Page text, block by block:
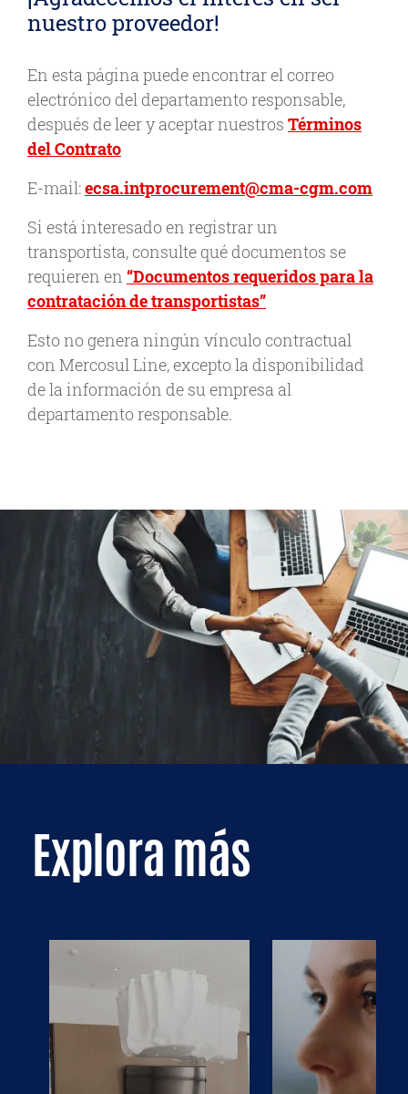
nuestro proveedor!
En esta página puede encontrar el correo
electrónico del departamento responsable,
después de leer y aceptar nuestros Términos
del Contrato
E-mail:ecsa.intprocurement@cma-cgm.com
Si está interesado en registrar un
transportista, consulte qué documentos se
requieren en “Documentos requeridos para la
contratación de transportistas”
Esto no genera ningún vínculo contractual
con Mercosul Line, excepto la disponibilidad
de la información de su empresa al
departamento responsable.
Explora más